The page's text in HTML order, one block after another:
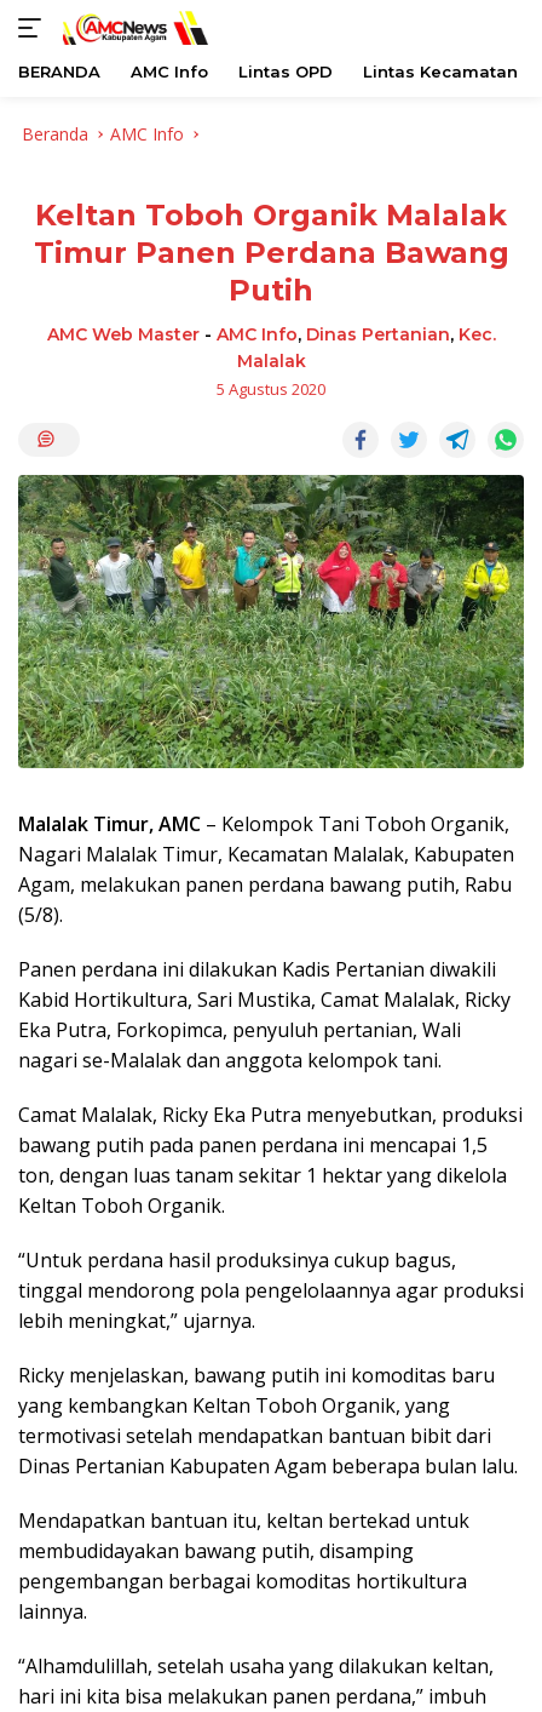
BERANDA AMC Info Lintas OPD Lintas Kecamatan
Beranda AMC Info
Keltan Toboh Organik Malalak
Timur Panen Perdana Bawang
Putih
AMC Web Master- AMC Info, Dinas Pertanian, Kec.
Malalak
5 Agustus 2020
Malalak Timur, AMC – Kelompok Tani Toboh Organik,
Nagari Malalak Timur, Kecamatan Malalak, Kabupaten
Agam, melakukan panen perdana bawang putih, Rabu
(5/8).
Panen perdana ini dilakukan Kadis Pertanian diwakili
Kabid Hortikultura, Sari Mustika, Camat Malalak, Ricky
Eka Putra, Forkopimca, penyuluh pertanian, Wali
nagari se-Malalak dan anggota kelompok tani.
Camat Malalak, Ricky Eka Putra menyebutkan, produksi
bawang putih pada panen perdana ini mencapai 1,5
ton, dengan luas tanam sekitar 1 hektar yang dikelola
Keltan Toboh Organik.
“Untuk perdana hasil produksinya cukup bagus,
tinggal mendorong pola pengelolaannya agar produksi
lebih meningkat,” ujarnya.
Ricky menjelaskan, bawang putih ini komoditas baru
yang kembangkan Keltan Toboh Organik, yang
termotivasi setelah mendapatkan bantuan bibit dari
Dinas Pertanian Kabupaten Agam beberapa bulan lalu.
Mendapatkan bantuan itu, keltan bertekad untuk
membudidayakan bawang putih, disamping
pengembangan berbagai komoditas hortikultura
lainnya.
“Alhamdulillah, setelah usaha yang dilakukan keltan,
hari ini kita bisa melakukan panen perdana,” imbuh